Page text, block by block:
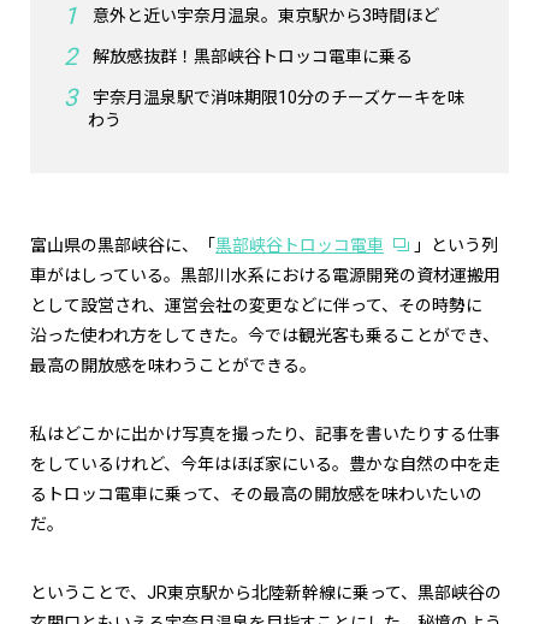
意外と近い宇奈月温泉。東京駅から3時間ほど
解放感抜群！黒部峡谷トロッコ電車に乗る
宇奈月温泉駅で消味期限10分のチーズケーキを味
わう
富山県の黒部峡谷に、「 黒部峡谷トロッコ電車
」という列
車がはしっている。黒部川水系における電源開発の資材運搬用
として設営され、運営会社の変更などに伴って、その時勢に
沿った使われ方をしてきた。今では観光客も乗ることができ、
最高の開放感を味わうことができる。
私はどこかに出かけ写真を撮ったり、記事を書いたりする仕事
をしているけれど、今年はほぼ家にいる。豊かな自然の中を走
るトロッコ電車に乗って、その最高の開放感を味わいたいの
だ。
ということで、JR東京駅から北陸新幹線に乗って、黒部峡谷の